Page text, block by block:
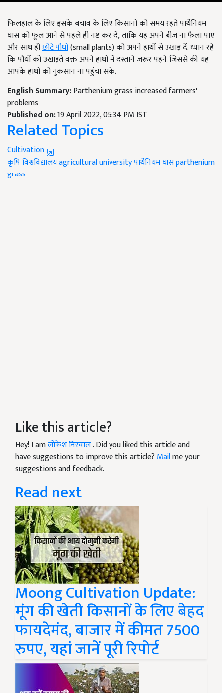
फिलहाल के लिए इसके बचाव के लिए किसानों को समय रहते पार्थेनियम
घास को फूल आने से पहले ही नष्ट कर दें, ताकि यह अपने बीज ना फैला पाए
और साथ हीछोटे पौधों(small plants) को अपने हाथों से उखाड़ दें. ध्यान रहे
कि पौधों को उखाड़ते वक्त अपने हाथों में दस्ताने जरूर पहने. जिससे की यह
आपके हाथों को नुकसान ना पहुंचा सके.
English Summary:Parthenium grass increased farmers'
problems
Published on:19 April 2022, 05:34 PM IST
Related Topics
Cultivation
कृषि विश्वविद्यालयagricultural universityपार्थेनियम घासparthenium
grass
Like this article?
Hey! I amलोकेश निरवाल. Did you liked this article and
have suggestions to improve this article? Mailme your
suggestions and feedback.
Read next
Moong Cultivation Update:
मूंग की खेती किसानों के लिए बेहद
फायदेमंद, बाजार में कीमत 7500
रुपए, यहां जानें पूरी रिपोर्ट